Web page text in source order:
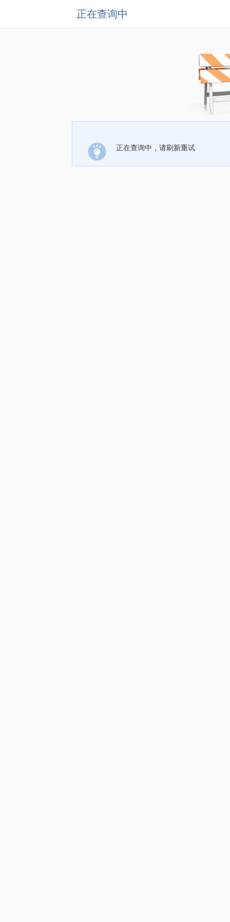
正在查询中
正在查询中，请刷新重试